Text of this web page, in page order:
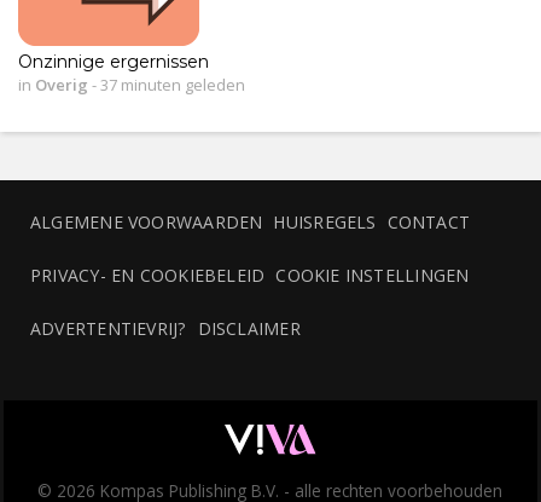
Onzinnige ergernissen
in Overig -37 minuten geleden
ALGEMENE VOORWAARDEN HUISREGELS CONTACT
PRIVACY- EN COOKIEBELEID COOKIE INSTELLINGEN
ADVERTENTIEVRIJ? DISCLAIMER
© 2026 Kompas Publishing B.V. - alle rechten voorbehouden